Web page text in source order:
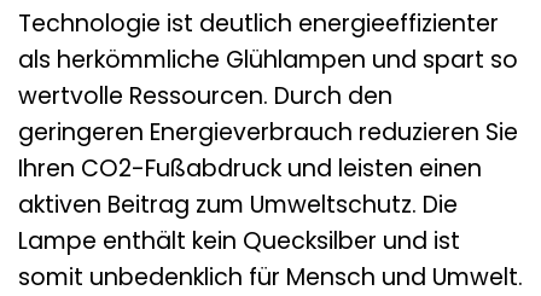
Technologie ist deutlich energieeffizienter
als herkömmliche Glühlampen und spart so
wertvolle Ressourcen. Durch den
geringeren Energieverbrauch reduzieren Sie
Ihren CO2-Fußabdruck und leisten einen
aktiven Beitrag zum Umweltschutz. Die
Lampe enthält kein Quecksilber und ist
somit unbedenklich für Mensch und Umwelt.